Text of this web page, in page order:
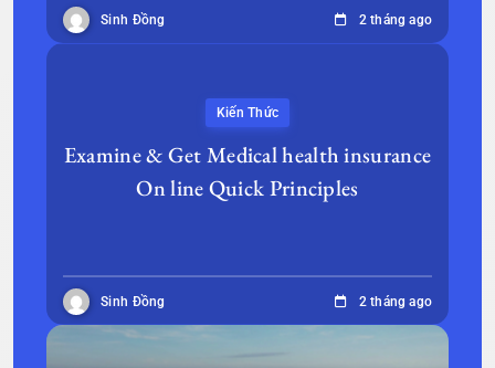
Sinh Đồng 2 tháng ago
Kiến Thức
Examine & Get Medical health insurance
On line Quick Principles
Sinh Đồng 2 tháng ago